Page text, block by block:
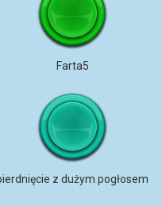
Farta5
z dużym pogłosem